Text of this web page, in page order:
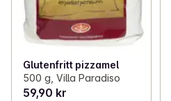
Glutenfritt pizzamel
500 g, Villa Paradiso
59,90 kr